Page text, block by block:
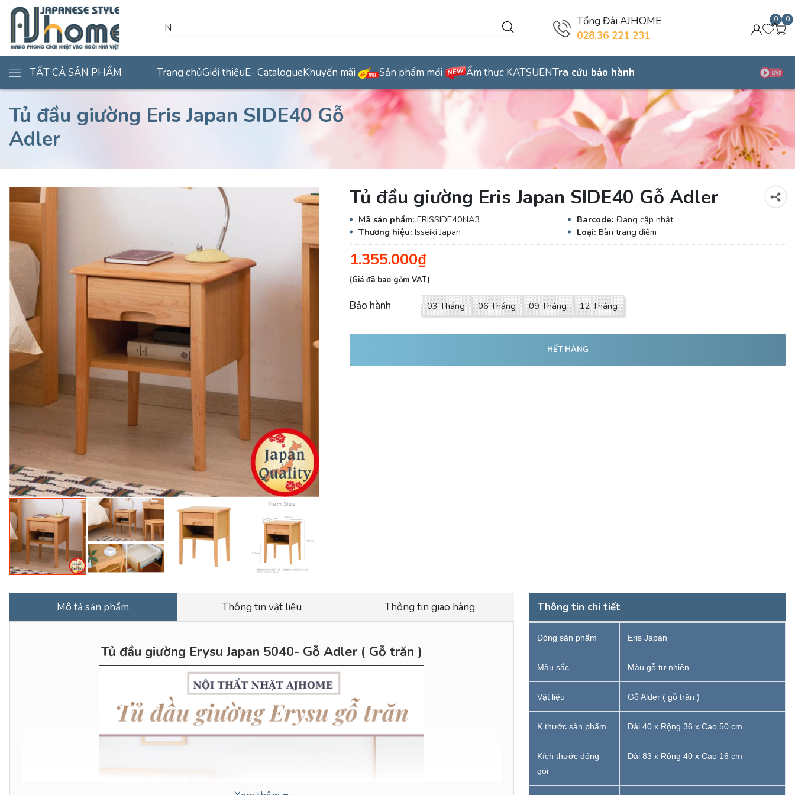
Tổng Đài AJHOME
028.36 221 231
0 0
TẤT CẢ SẢN PHẨM Trang chủGiới thiệuE- CatalogueKhuyến mãi Sản phẩm mới Ẩm thực KATSUENTra cứu bảo hành
Tủ đầu giường Eris Japan SIDE40 Gỗ
Adler
Tủ đầu giường Eris Japan SIDE40 Gỗ Adler
Mã sản phẩm: ERISSIDE40NA3 Barcode: Đang cập nhật
Thương hiệu: Isseiki Japan Loại: Bàn trang điểm
1.355.000₫
(Giá đã bao gồm VAT)
Bảo hành 03 Tháng 06 Tháng 09 Tháng 12 Tháng
HẾT HÀNG
Mô tả sản phẩm Thông tin vật liệu Thông tin giao hàng
Tủ đầu giường Erysu Japan 5040- Gỗ Adler ( Gỗ trăn )
Thông tin chi tiết
Dòng sản phẩm Eris Japan
Màu sắc Màu gỗ tự nhiên
Vật liệu Gỗ Alder ( gỗ trăn )
K.thước sản phẩm Dài 40 x Rộng 36 x Cao 50 cm
Kích thước đóng
gói
Dài 83 x Rộng 40 x Cao 16 cm